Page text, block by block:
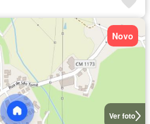
Ver foto
Novo